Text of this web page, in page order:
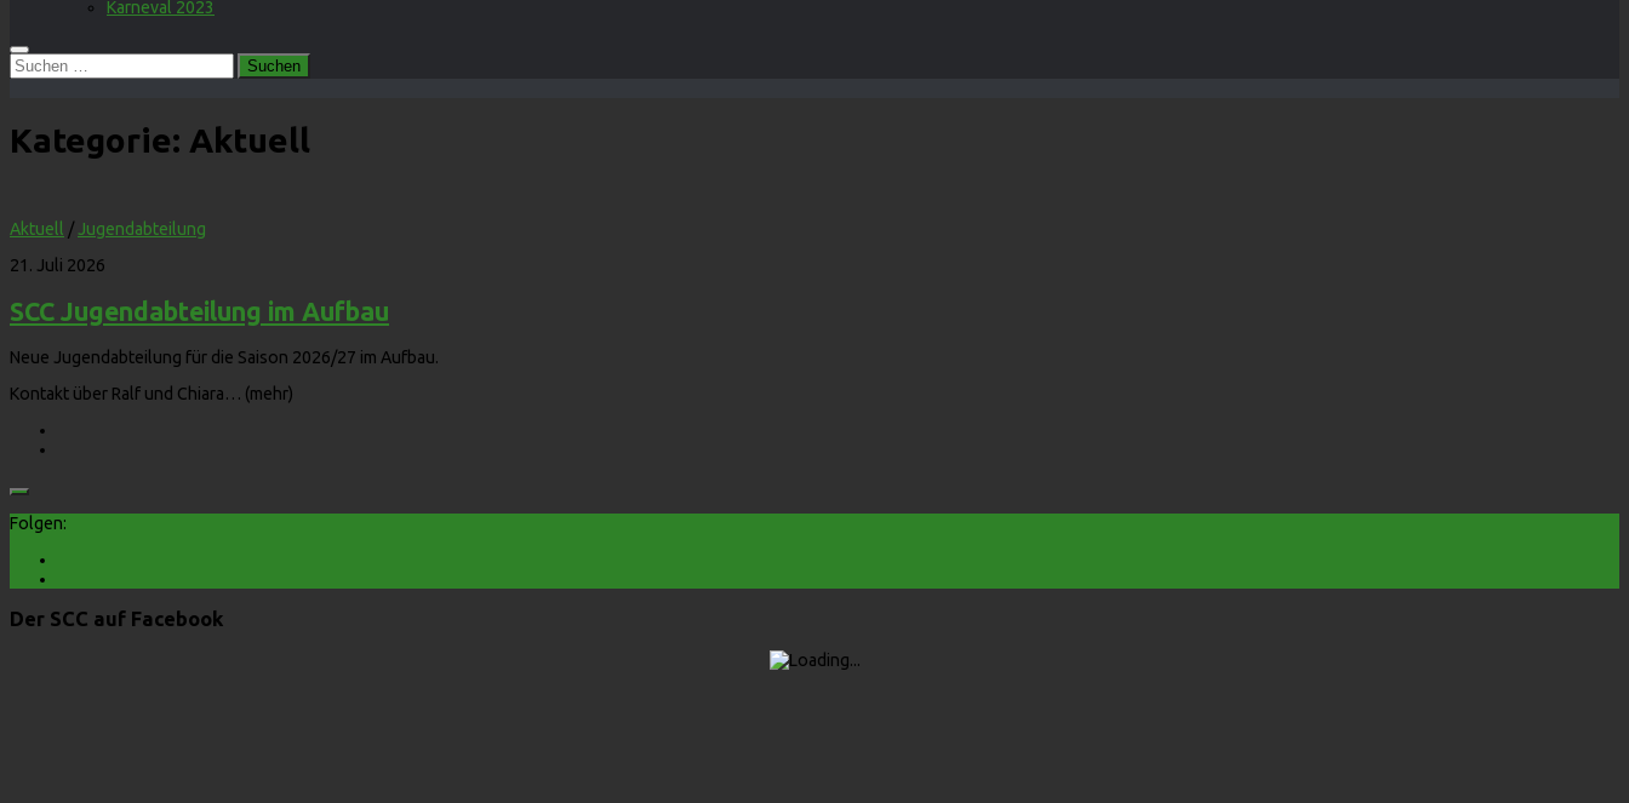
Karneval 2023
Suchen
nach:
Kategorie: Aktuell
Aktuell /Jugendabteilung
21. Juli 2026
SCC Jugendabteilung im Aufbau
Neue Jugendabteilung für die Saison 2026/27 im Aufbau.
Kontakt über Ralf und Chiara… (mehr)
Folgen:
Der SCC auf Facebook